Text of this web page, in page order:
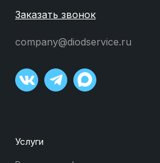
Заказать звонок
company@diodservice.ru
Услуги